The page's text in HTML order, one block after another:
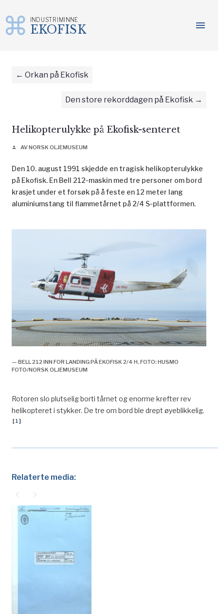
innhold
menu
INDUSTRIMINNE
EKOFISK
Orkan på Ekofisk
Den store rekorddagen på Ekofisk
Helikopterulykke på Ekofisk-senteret
person AV NORSK OLJEMUSEUM
Den 10. august 1991 skjedde en tragisk helikopterulykke
på Ekofisk. En Bell 212-maskin med tre personer om bord
krasjet under et forsøk på å feste en 12 meter lang
aluminiumstang til flammetårnet på 2/4 S-plattformen.
— BELL 212 INN FOR LANDING PÅ EKOFISK 2/4 H. FOTO: HUSMO
FOTO/NORSK OLJEMUSEUM
Rotoren slo plutselig borti tårnet og enorme krefter rev
helikopteret i stykker. De tre om bord ble drept øyeblikkelig.
[1]
Relaterte media: